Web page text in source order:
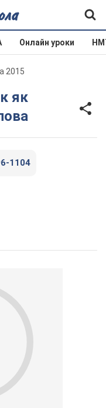
Онлайн уроки
2015
1104